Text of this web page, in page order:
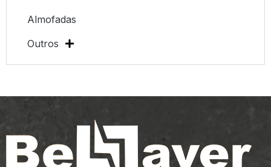
Almofadas
Outros